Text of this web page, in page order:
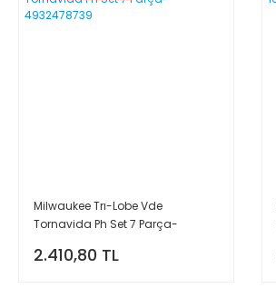
Milwaukee Trı-Lobe Vde
Tornavida Ph Set 7 Parça-
2.410,80 TL